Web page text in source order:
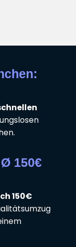
150€
150€